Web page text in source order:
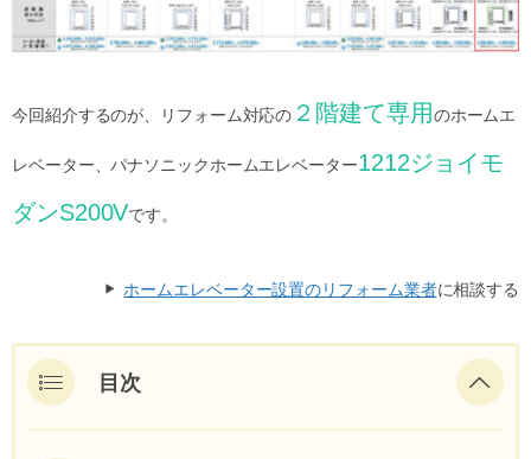
今回紹介するのが、リフォーム対応の ２階建て専用のホームエ
レベーター、パナソニックホームエレベーター1212ジョイモ
ダンS200Vです。
ホームエレベーター設置のリフォーム業者に相談する
目次